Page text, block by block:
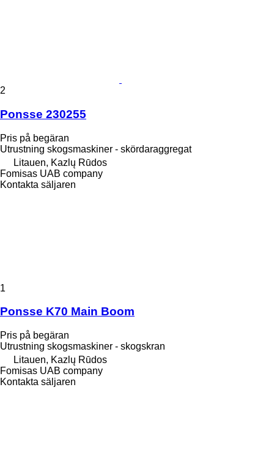
2
Ponsse 230255
Pris på begäran
Utrustning skogsmaskiner - skördaraggregat
Litauen, Kazlų Rūdos
Fomisas UAB company
Kontakta säljaren
1
Ponsse K70 Main Boom
Pris på begäran
Utrustning skogsmaskiner - skogskran
Litauen, Kazlų Rūdos
Fomisas UAB company
Kontakta säljaren